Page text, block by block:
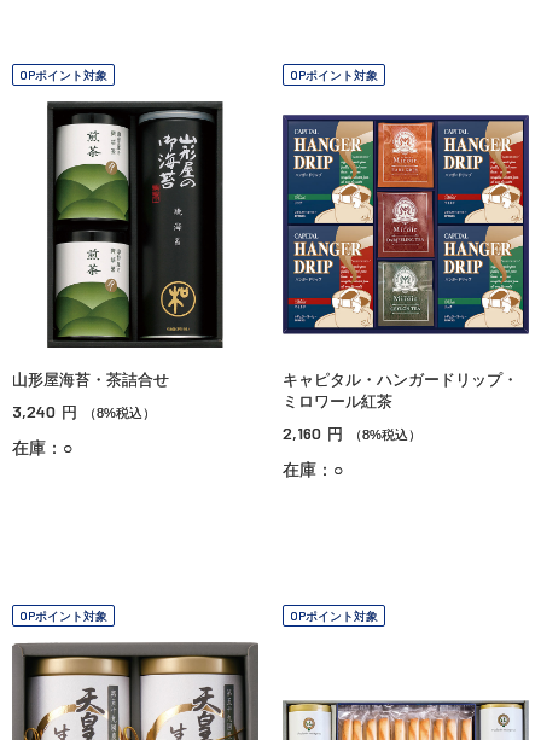
OPポイント対象
山形屋海苔・茶詰合せ
3,240 円 （8%税込）
在庫：○
OPポイント対象
キャピタル・ハンガードリップ・
ミロワール紅茶
2,160 円 （8%税込）
在庫：○
OPポイント対象 OPポイント対象